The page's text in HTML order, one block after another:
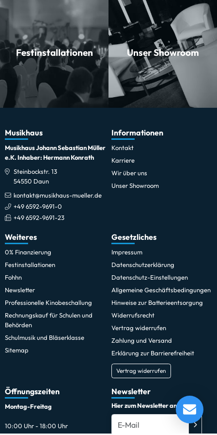
Festinstallationen Unser Showroom
Musikhaus
Musikhaus Johann Sebastian Müller
e.K. Inhaber: Hermann Konrath
Steinbockstr. 13
54550 Daun
kontakt@musikhaus-mueller.de
+49 6592-9691-0
+49 6592-9691-23
Informationen
Kontakt
Karriere
Wir über uns
Unser Showroom
Weiteres
0% Finanzierung
Festinstallationen
Fohhn
Newsletter
Professionelle Kinobeschallung
Rechnungskauf für Schulen und
Behörden
Schulmusik und Bläserklasse
Sitemap
Gesetzliches
Impressum
Datenschutzerklärung
Datenschutz-Einstellungen
Allgemeine Geschäftsbedingungen
Hinweise zur Batterieentsorgung
Widerrufsrecht
Vertrag widerrufen
Zahlung und Versand
Erklärung zur Barrierefreiheit
Vertrag widerrufen
Öffnungszeiten
Montag-Freitag
10:00 Uhr - 18:00 Uhr
Newsletter
Hier zum Newsletter anmelden